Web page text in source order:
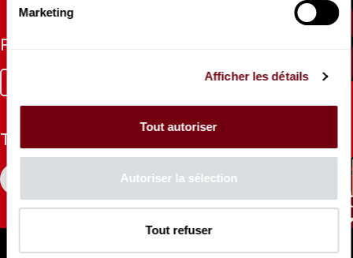
Marketing
Afficher les détails
Tout autoriser
Autoriser la sélection
Tout refuser
Follow us
Professional Space